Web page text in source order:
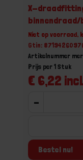
X-
Niet op voorraad,
Gtin:
Artikelnummer
€ 6,22
Prijs per 1 Stuk
-
Bestel nu!